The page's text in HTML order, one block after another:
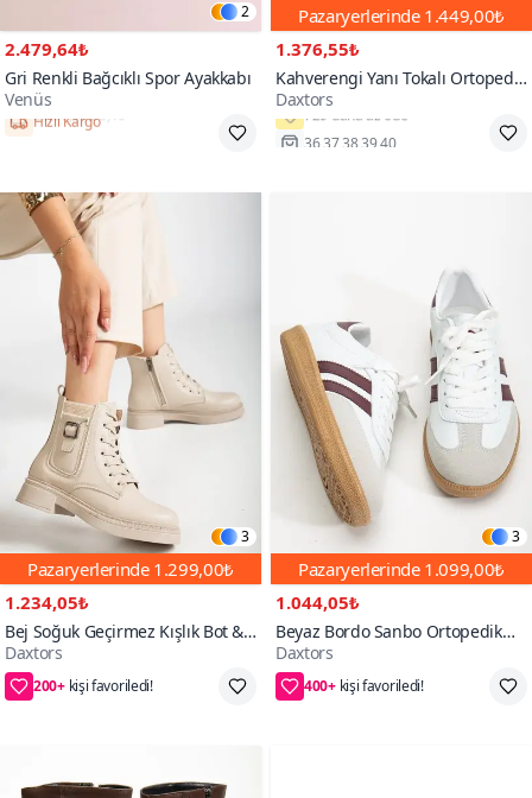
2
2.479,64₺
Gri Renkli Bağcıklı Spor Ayakkabı
Venüs
Hızlı Kargo
Pazaryerlerinde 1.449,00₺
1.376,55₺
Kahverengi Yanı Tokalı Ortopedik
Soğuk Geçirmez Bot
Daxtors
3
Pazaryerlerinde 1.299,00₺
1.234,05₺
Bej Soğuk Geçirmez Kışlık Bot &
Bootie
Daxtors
200+
65₺ daha az öde
3
Pazaryerlerinde 1.099,00₺
1.044,05₺
Beyaz Bordo Sanbo Ortopedik
Unisex Sneaker Spor Ayakkabı
Daxtors
400+
55₺ daha az öde